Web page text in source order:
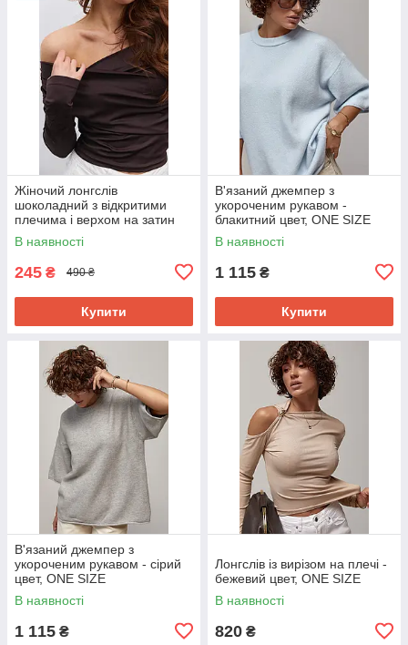
Жіночий лонгслів
шоколадний з відкритими
плечима і верхом на затин
(S)
В наявності
245 ₴ 490 ₴
Купити
В'язаний джемпер з
укороченим рукавом -
блакитний цвет, ONE SIZE
В наявності
1 115 ₴
Купити
В'язаний джемпер з
укороченим рукавом - сірий
цвет, ONE SIZE
В наявності
1 115 ₴
Лонгслів із вирізом на плечі -
бежевий цвет, ONE SIZE
В наявності
820 ₴